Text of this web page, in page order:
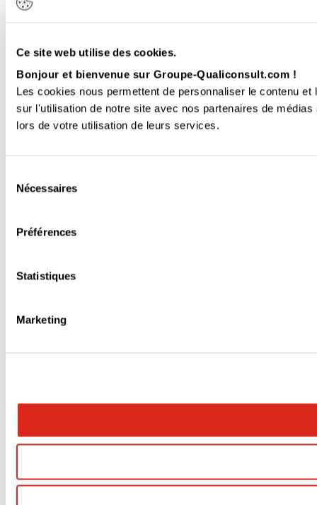
Ce site web utilise des cookies.
Bonjour et bienvenue sur Groupe-Qualiconsult.com !
Les cookies nous permettent de personnaliser le contenu
sur l'utilisation de notre site avec nos partenaires de
lors de votre utilisation de leurs services.
Nécessaires
Préférences
Statistiques
Marketing